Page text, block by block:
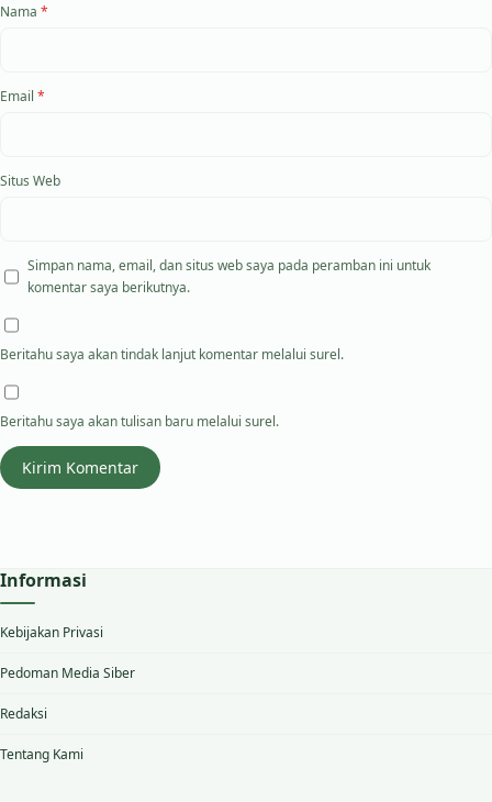
Nama *
Email *
Situs Web
Simpan nama, email, dan situs web saya pada peramban ini untuk
komentar saya berikutnya.
Beritahu saya akan tindak lanjut komentar melalui surel.
Beritahu saya akan tulisan baru melalui surel.
Informasi
Kebijakan Privasi
Pedoman Media Siber
Redaksi
Tentang Kami